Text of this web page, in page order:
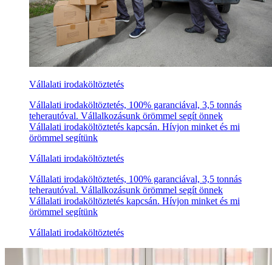
Vállalati irodaköltöztetés
Vállalati irodaköltöztetés, 100% garanciával, 3,5 tonnás
teherautóval. Vállalkozásunk örömmel segít önnek
Vállalati irodaköltöztetés kapcsán. Hívjon minket és mi
örömmel segítünk
Vállalati irodaköltöztetés
Vállalati irodaköltöztetés, 100% garanciával, 3,5 tonnás
teherautóval. Vállalkozásunk örömmel segít önnek
Vállalati irodaköltöztetés kapcsán. Hívjon minket és mi
örömmel segítünk
Vállalati irodaköltöztetés